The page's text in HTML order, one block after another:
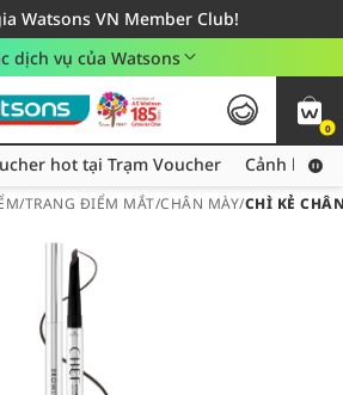
Watsons VN Member Club!
hàng cho đơn hàng từ 249,000Đ
- Áp dụng khu vực TP. Hồ Chí Minh
dịch vụ của Watsons
0
Thu thập thêm voucher hot tại Trạm Voucher
hot tại Trạm Voucher Cảnh báo
/TRANG ĐIỂM MẮT/CHÂN MÀY/CHÌ KẺ